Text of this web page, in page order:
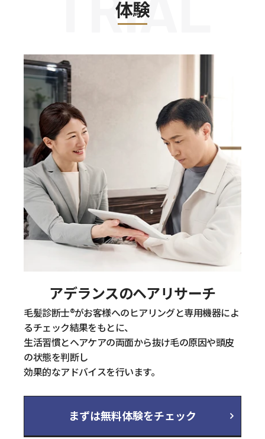
体験
アデランスのヘアリサーチ
毛髪診断士®がお客様へのヒアリングと専用機器によ
るチェック結果をもとに、
生活習慣とヘアケアの両面から抜け毛の原因や頭皮
の状態を判断し
効果的なアドバイスを行います。
まずは無料体験をチェック